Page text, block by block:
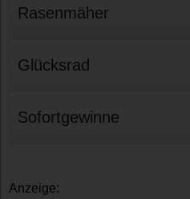
Rasenmäher
Glücksrad
Sofortgewinne
Anzeige: